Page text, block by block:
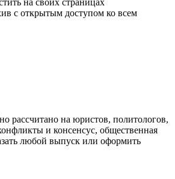
с открытым доступом ко всем
рассчитано на юристов, политологов,
и консенсус, общественная
любой выпуск или оформить